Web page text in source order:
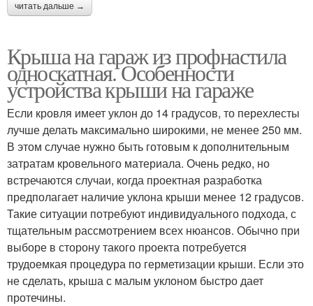
читать дальше →
Крыша на гараж из профнастила
односкатная. Особенности
устройства крыши на гараже
Если кровля имеет уклон до 14 градусов, то перехлесты
лучше делать максимально широкими, не менее 250 мм.
В этом случае нужно быть готовым к дополнительным
затратам кровельного материала. Очень редко, но
встречаются случаи, когда проектная разработка
предполагает наличие уклона крыши менее 12 градусов.
Такие ситуации потребуют индивидуального подхода, с
тщательным рассмотрением всех нюансов. Обычно при
выборе в сторону такого проекта потребуется
трудоемкая процедура по герметизации крыши. Если это
не сделать, крыша с малым уклоном быстро дает
протечины.